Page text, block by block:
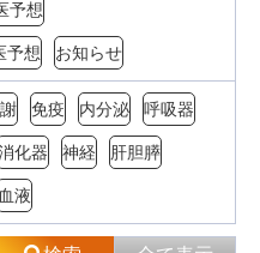
予想
予想 お知らせ
免疫 内分泌 呼吸器
化器 神経 肝胆膵
血液